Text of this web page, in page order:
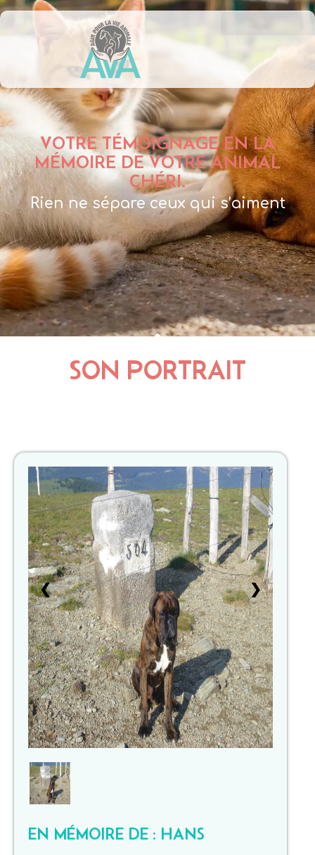
VOTRE TÉMOIGNAGE EN LA
MÉMOIRE DE VOTRE ANIMAL
CHÉRI.
Rien ne sépare ceux qui s’aiment
SON PORTRAIT
1
❮ ❯
EN MÉMOIRE DE : HANS